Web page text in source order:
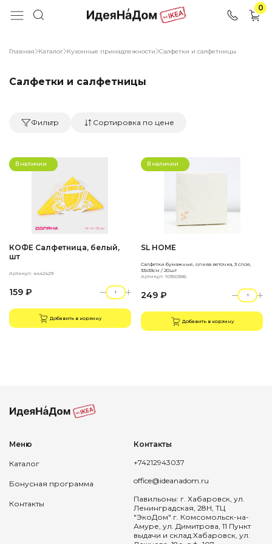
0
Главная Каталог Кухонные принадлежности Салфетки и салфетницы
Салфетки и салфетницы
Фильтр Сортировка по цене
В наличии
КОФЕ Салфетница, белый,
шт
Артикул: 4442429
159 ₽
Добавить в корзину
В наличии
SL HOME
Салфетки бумажные, олива веточка, 3 слоя,
33х33см / 20шт
Артикул: 10350386
249 ₽
Добавить в корзину
Меню
Каталог
Бонусная программа
Контакты
Контакты
+74212943037
office@ideanadom.ru
Павильоны: г. Хабаровск, ул.
Ленинградская, 28Н, ТЦ
"ЭкоДом" г. Комсомольск-на-
Амуре, ул. Димитрова, 11 Пункт
выдачи и склад:Хабаровск, ул.